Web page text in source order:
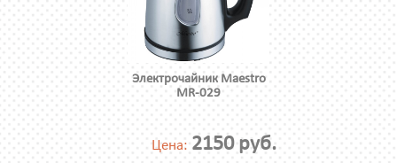
Электрочайник Maestro
MR-029
Цена: 2150 руб.